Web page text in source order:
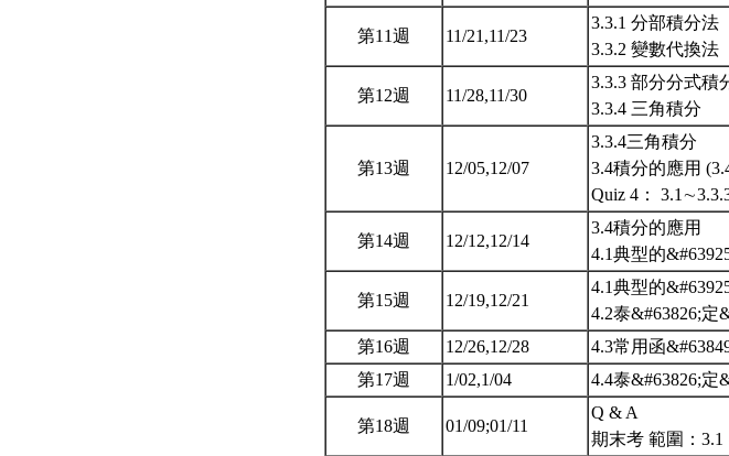
第11週 11/21,11/23
3.3.1 分部積分法
3.3.2 變數代換法
第12週 11/28,11/30
3.3.3 部分分式積
3.3.4 三角積分
第13週 12/05,12/07
3.3.4三角積分
3.4積分的應用
Quiz 4：
第14週 12/12,12/14
3.4積分的應用
4.1典型的
第15週 12/19,12/21
4.1典型的
4.2泰&#63826;定
第16週
12/26,12/28
4.3常用函
第17週
1/02,1/04 4.4泰&#63826;定
第18週 01/09;01/11
Q & A
期末考 範圍：3.1